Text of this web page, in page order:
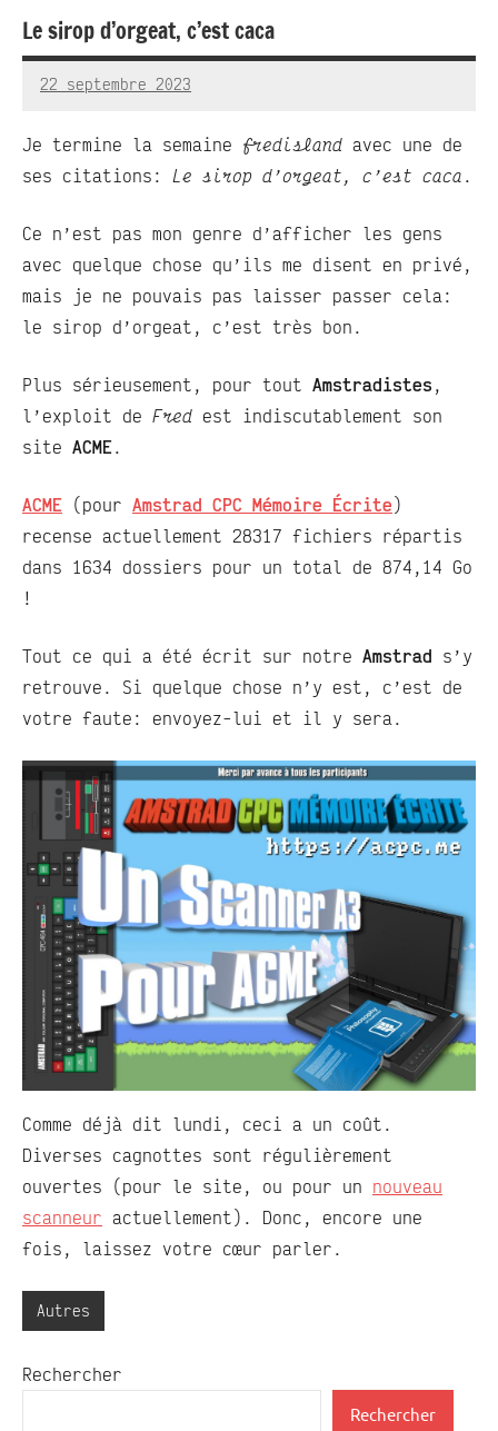
Le sirop d’orgeat, c’est caca
22 septembre 2023
RedBug
Aucun
Je termine la semaine fredisland avec une de
ses citations: Le sirop d’orgeat, c’est caca .
Ce n’est pas mon genre d’afficher les gens
avec quelque chose qu’ils me disent en privé,
mais je ne pouvais pas laisser passer cela:
le sirop d’orgeat, c’est très bon.
Plus sérieusement, pour tout Amstradistes ,
l’exploit de Fred est indiscutablement son
site ACME.
ACME (pour Amstrad CPC Mémoire Écrite)
recense actuellement 28317 fichiers répartis
dans 1634 dossiers pour un total de 874,14 Go
!
Tout ce qui a été écrit sur notre Amstrad s’y
retrouve. Si quelque chose n’y est, c’est de
votre faute: envoyez-lui et il y sera.
Comme déjà dit lundi, ceci a un coût.
Diverses cagnottes sont régulièrement
ouvertes (pour le site, ou pour un nouveau
scanneur actuellement). Donc, encore une
fois, laissez votre cœur parler.
Autres
Rechercher
Rechercher